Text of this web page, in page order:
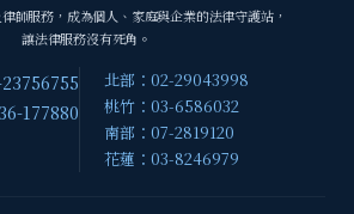
師服務，成為個人、家庭與企業的法律守護站，
讓法律服務沒有死角。
177880
北部：02-29043998
桃竹：03-6586032
南部：07-2819120
花蓮：03-8246979